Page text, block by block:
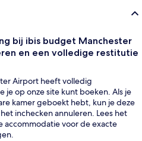
bij ibis budget Manchester
en een volledige restitutie
Airport heeft volledig
je op onze site kunt boeken. Als je
kamer geboekt hebt, kun je deze
inchecken annuleren. Lees het
accommodatie voor de exacte